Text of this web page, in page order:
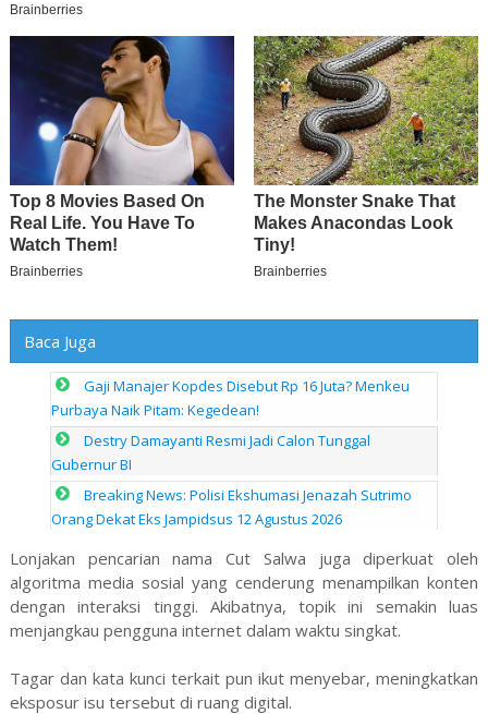
Baca Juga
Gaji Manajer Kopdes Disebut Rp 16 Juta? Menkeu
Purbaya Naik Pitam: Kegedean!
Destry Damayanti Resmi Jadi Calon Tunggal
Gubernur BI
Breaking News: Polisi Ekshumasi Jenazah Sutrimo
Orang Dekat Eks Jampidsus 12 Agustus 2026
Lonjakan pencarian nama Cut Salwa juga diperkuat oleh
algoritma media sosial yang cenderung menampilkan konten
dengan interaksi tinggi. Akibatnya, topik ini semakin luas
menjangkau pengguna internet dalam waktu singkat.
Tagar dan kata kunci terkait pun ikut menyebar, meningkatkan
eksposur isu tersebut di ruang digital.